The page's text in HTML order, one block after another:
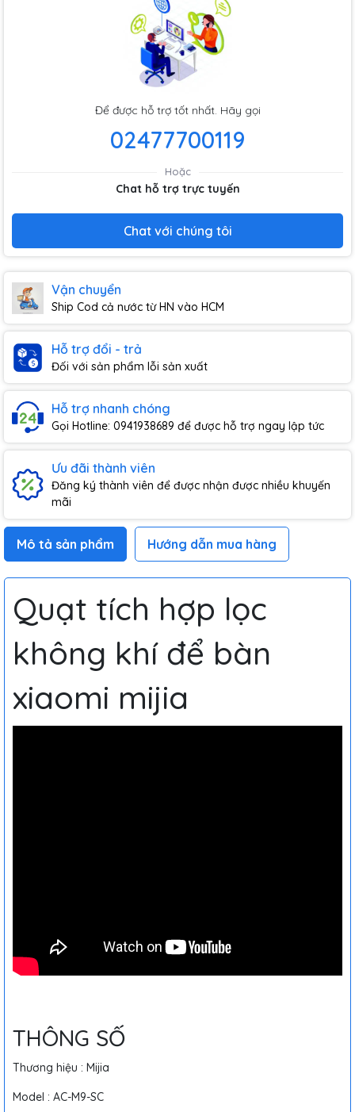
Để được hỗ trợ tốt nhất. Hãy gọi
02477700119
Hoặc
Chat hỗ trợ trực tuyến
Chat với chúng tôi
Vận chuyển
Ship Cod cả nước từ HN vào HCM
Hỗ trợ đổi - trả
Đối với sản phẩm lỗi sản xuất
Hỗ trợ nhanh chóng
Gọi Hotline: 0941938689 để được hỗ trợ ngay lập tức
Ưu đãi thành viên
Đăng ký thành viên để được nhận được nhiều khuyến
mãi
Mô tả sản phẩm Hướng dẫn mua hàng
Quạt tích hợp lọc
không khí để bàn
xiaomi mijia
THÔNG SỐ
Thương hiệu : Mijia
Model : AC-M9-SC